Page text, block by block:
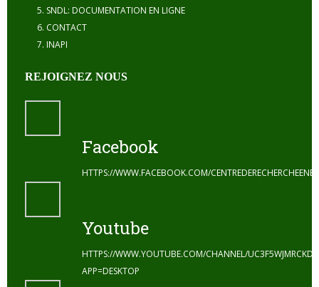
SNDL: DOCUMENTATION EN LIGNE
CONTACT
INAPI
REJOIGNEZ NOUS
Facebook
HTTPS://WWW.FACEBOOK.COM/
Youtube
HTTPS://WWW.YOUTUBE.COM/CHANNEL/
APP=DESKTOP